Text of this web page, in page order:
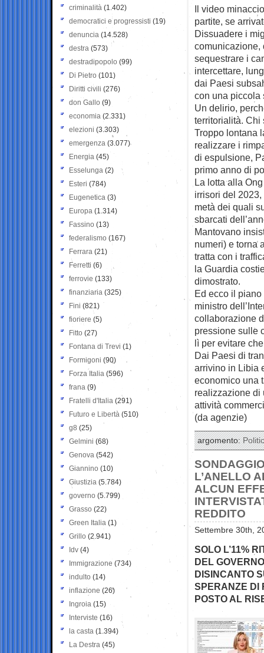
Il video
partite, se
Dissuadere i
comunicazione,
sequestrare i
intercettare,
dai Paesi
con una piccola
Un delirio,
territorialità. Chi
Troppo lontana
realizzare i
di espulsione,
primo anno di
La lotta alla
irrisori del
metà dei quali
sbarcati
Mantovano
numeri) e torna
tratta con i
la Guardia
dimostrato.
Ed ecco il
ministro
collaborazione
pressione sulle
lì per evitare
Dai Paesi di
arrivino in Libia
economico una
realizzazione di
attività
(da agenzie)
argomento:
L’ANELLO
ALCUN
REDDITO
Settembre 30th,
SOLO L’11%
DEL
DISINCANTO
SPERANZE DI
POSTO AL
criminalità (1.402)
democratici e progressisti (19)
denuncia (14.528)
destra (573)
destradipopolo (99)
Di Pietro (101)
Diritti civili (276)
don Gallo (9)
economia (2.331)
elezioni (3.303)
emergenza (3.077)
Energia (45)
Esselunga (2)
Esteri (784)
Eugenetica (3)
Europa (1.314)
Fassino (13)
federalismo (167)
Ferrara (21)
Ferretti (6)
ferrovie (133)
finanziaria (325)
Fini (821)
fioriere (5)
Fitto (27)
Fontana di Trevi (1)
Formigoni (90)
Forza Italia (596)
frana (9)
Fratelli d'Italia (291)
Futuro e Libertà (510)
g8 (25)
Gelmini (68)
Genova (542)
Giannino (10)
Giustizia (5.784)
governo (5.799)
Grasso (22)
Green Italia (1)
Grillo (2.941)
Idv (4)
Immigrazione (734)
indulto (14)
inflazione (26)
Ingroia (15)
Interviste (16)
la casta (1.394)
La Destra (45)